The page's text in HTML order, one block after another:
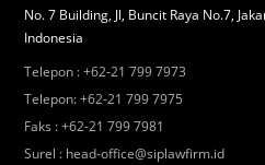
No. 7 Building, Jl, Buncit Raya No.7,
Indonesia
Telepon :+62-21 799 7973
Telepon:+62-21 799 7975
Faks :+62-21 799 7981
Surel : head-office@siplawfirm.id